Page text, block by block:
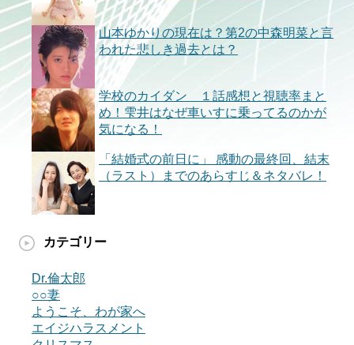
山本ゆかりの現在は？第2の中森明菜と言
われた悲しき過去とは？
学校のカイダン １話感想と視聴率まと
め！雫井はなぜ車いすに乗ってるのかが
気になる！
「結婚式の前日に」 感動の最終回、結末
（ラスト）までのあらすじ＆ネタバレ！
カテゴリー
Dr.倫太郎
○○妻
ようこそ、わが家へ
エイジハラスメント